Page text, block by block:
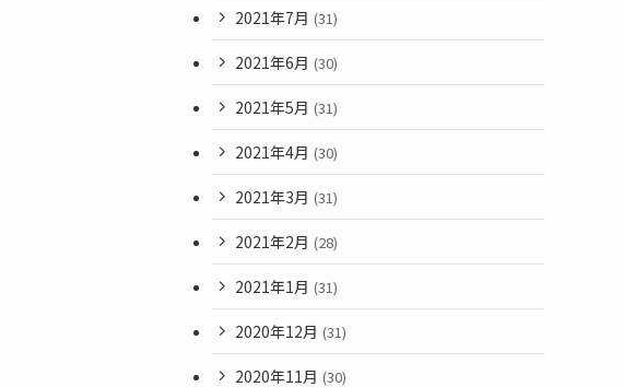
2021年7月 (31)
2021年6月 (30)
2021年5月 (31)
2021年4月 (30)
2021年3月 (31)
2021年2月 (28)
2021年1月 (31)
2020年12月 (31)
2020年11月 (30)